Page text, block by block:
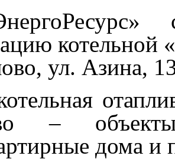
котельной
ул. Азина,
–
дома и